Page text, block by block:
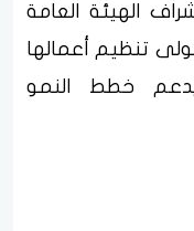
الهيئة العامة
تنظيم أعمالها
يدعم خطط النمو